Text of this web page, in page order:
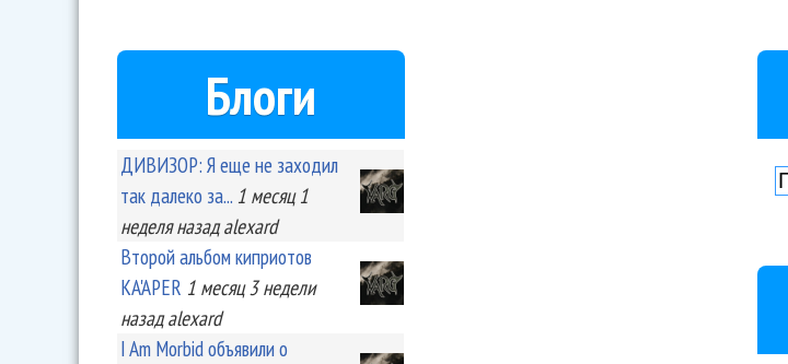
Блоги
ДИВИЗОР: Я еще не заходил
так далеко за... 1 месяц 1
неделяназад alexard
Второй альбом киприотов
KA'APER 1 месяц 3 недели
назад alexard
I Am Morbid объявили о